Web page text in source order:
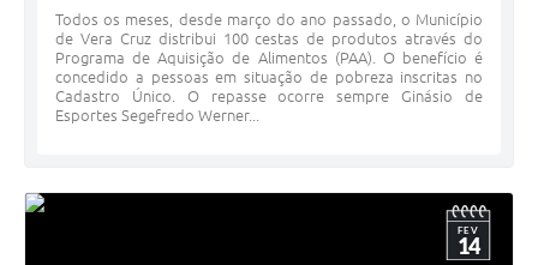
Todos os meses, desde março do ano passado, o Município
de Vera Cruz distribui 100 cestas de produtos através do
Programa de Aquisição de Alimentos (PAA). O benefício é
concedido a pessoas em situação de pobreza inscritas no
Cadastro Único. O repasse ocorre sempre Ginásio de
Esportes Segefredo Werner...
FEV
14